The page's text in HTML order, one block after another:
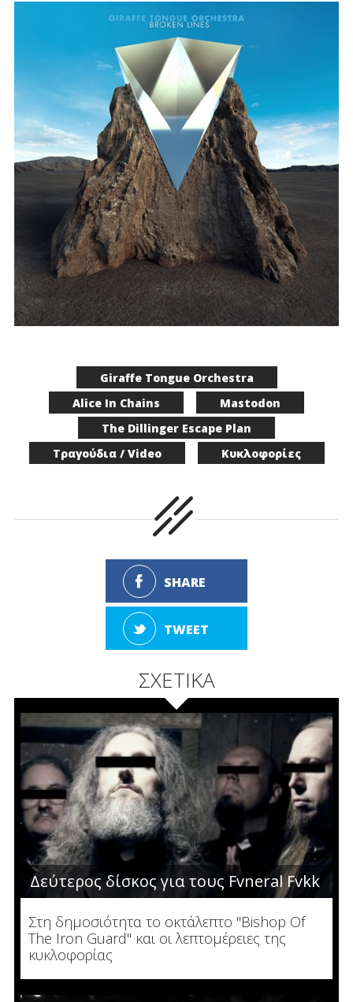
Giraffe Tongue Orchestra
Alice In Chains
Mastodon
The Dillinger Escape Plan
Τραγούδια / Video
Κυκλοφορίες
SHARE
TWEET
ΣΧΕΤΙΚΑ
Δεύτερος δίσκος για τους Fvneral Fvkk
Στη δημοσιότητα το οκτάλεπτο "Bishop Of
The Iron Guard" και οι λεπτομέρειες της
κυκλοφορίας